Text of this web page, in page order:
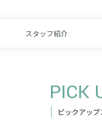
スタッフ紹介
PICK
ピックアッ